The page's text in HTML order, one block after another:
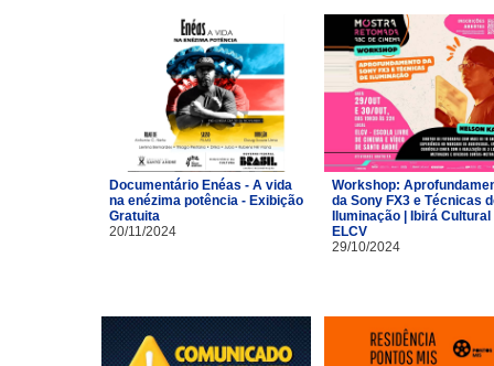
Documentário Enéas - A vida
na enézima potência - Exibição
Gratuita
20/11/2024
Workshop:
da Sony FX3 e Técnicas
Iluminação | Ibirá Cultural
ELCV
29/10/2024